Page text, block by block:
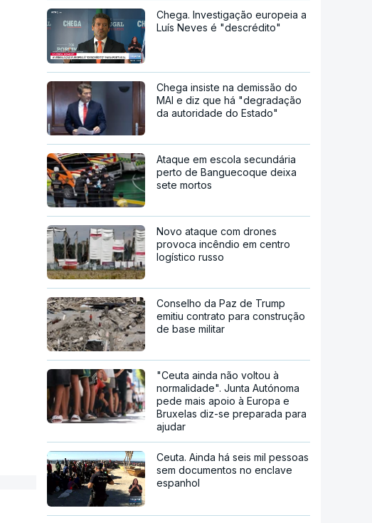
Chega. Investigação europeia a
Luís Neves é "descrédito"
Chega insiste na demissão do
MAI e diz que há "degradação
da autoridade do Estado"
Ataque em escola secundária
perto de Banguecoque deixa
sete mortos
Novo ataque com drones
provoca incêndio em centro
logístico russo
Conselho da Paz de Trump
emitiu contrato para construção
de base militar
"Ceuta ainda não voltou à
normalidade". Junta Autónoma
pede mais apoio à Europa e
Bruxelas diz-se preparada para
ajudar
Ceuta. Ainda há seis mil pessoas
sem documentos no enclave
espanhol